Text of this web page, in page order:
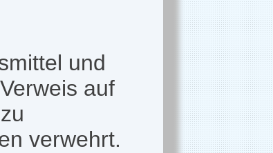
und
auf
verwehrt.